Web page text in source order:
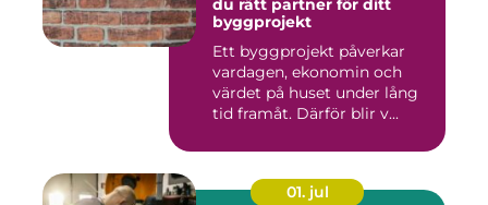
du rätt partner för ditt
byggprojekt
Ett byggprojekt påverkar
vardagen, ekonomin och
värdet på huset under lång
tid framåt. Därför blir v...
01. jul